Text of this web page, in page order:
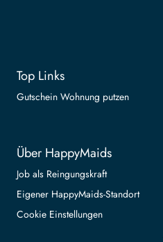
Top Links
Gutschein Wohnung putzen
Über HappyMaids
Job als Reingungskraft
Eigener HappyMaids-Standort
Cookie Einstellungen